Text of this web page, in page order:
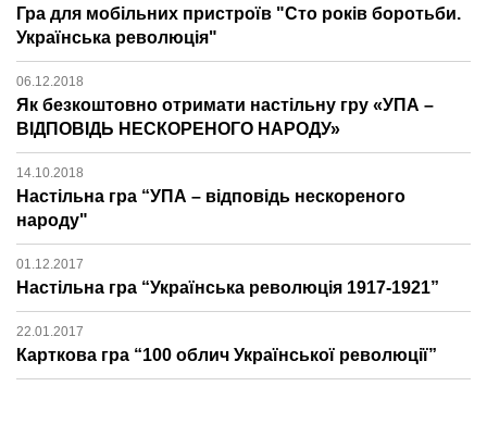
Гра для мобільних пристроїв "Сто років боротьби.
Українська революція"
06.12.2018
Як безкоштовно отримати настільну гру «УПА –
ВІДПОВІДЬ НЕСКОРЕНОГО НАРОДУ»
14.10.2018
Настільна гра “УПА – відповідь нескореного
народу"
01.12.2017
Настільна гра “Українська революція 1917-1921”
22.01.2017
Карткова гра “100 облич Української революції”